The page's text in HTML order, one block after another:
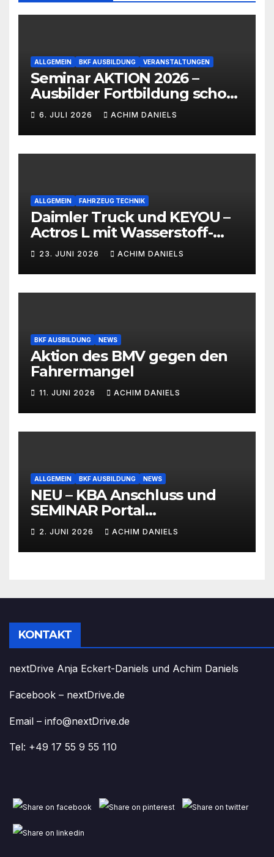
ALLGEMEIN BKF AUSBILDUNG VERANSTALTUNGEN
Seminar AKTION 2026 –
Ausbilder Fortbildung schon
ab 399€!!!
6. JULI 2026 ACHIM DANIELS
ALLGEMEIN FAHRZEUG TECHNIK
Daimler Truck und KEYOU –
Actros L mit Wasserstoff-
Verbrennermotor
23. JUNI 2026 ACHIM DANIELS
BKF AUSBILDUNG NEWS
Aktion des BMV gegen den
Fahrermangel
11. JUNI 2026 ACHIM DANIELS
ALLGEMEIN BKF AUSBILDUNG NEWS
NEU – KBA Anschluss und
SEMINAR Portal
AKTIONSPREISE!!! Bis zu 50%
RABATT
2. JUNI 2026 ACHIM DANIELS
KONTAKT
nextDrive Anja Eckert-Daniels und Achim Daniels
Facebook – nextDrive.de
Email – info@nextDrive.de
Tel: +49 17 55 9 55 110